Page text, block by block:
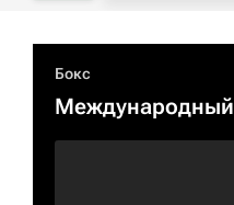
Бокс
Международный